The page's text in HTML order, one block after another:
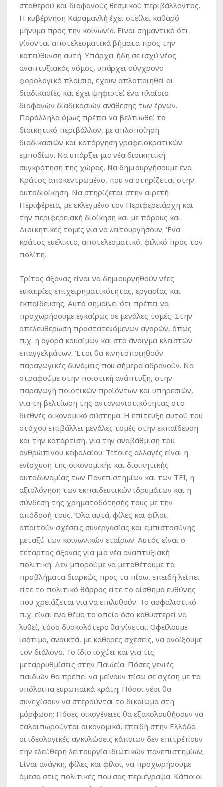
σταθερού και διαφανούς θεσμικού περιβάλλοντος.
Η κυβέρνηση Καραμανλή έχει στείλει καθαρό
μήνυμα προς την κοινωνία. Είναι σημαντικό ότι
γίνονται αποτελεσματικά βήματα προς την
κατεύθυνση αυτή. Υπάρχει ήδη σε ισχύ νέος
αναπτυξιακός νόμος, υπάρχει σύγχρονο
φορολογικό πλαίσιο, έχουν απλοποιηθεί οι
διαδικασίες και έχει ψηφιστεί ένα πλαίσιο
διαφανών διαδικασιών ανάθεσης των έργων.
Παράλληλα όμως πρέπει να βελτιωθεί το
διοικητικό περιβάλλον, με απλοποίηση
διαδικασιών και κατάργηση γραφειοκρατικών
εμποδίων. Να υπάρξει μια νέα διοικητική
συγκρότηση της χώρας. Να δημιουργήσουμε ένα
Κράτος αποκεντρωμένο, που να στηρίζεται στην
αυτοδιοίκηση. Να στηρίζεται στην αιρετή
Περιφέρεια, με εκλεγμένο τον Περιφερειάρχη και
την περιφερειακή διοίκηση και με πόρους και
Διοικητικές τομές για να λειτουργήσουν. Ένα
κράτος ευέλικτο, αποτελεσματικό, φιλικό προς τον
πολίτη.
Τρίτος άξονας είναι να δημιουργηθούν νέες
ευκαιρίες επιχειρηματικότητας, εργασίας και
εκπαίδευσης. Αυτό σημαίνει ότι πρέπει να
προχωρήσουμε εγκαίρως σε μεγάλες τομές: Στην
απελευθέρωση προστατευόμενων αγορών, όπως
π.χ. η αγορά καυσίμων και στο άνοιγμα κλειστών
επαγγελμάτων. Έτσι θα κινητοποιηθούν
παραγωγικές δυνάμεις που σήμερα αδρανούν. Να
στραφούμε στην ποιοτική ανάπτυξη, στην
παραγωγή ποιοτικών προϊόντων και υπηρεσιών,
για τη βελτίωση της ανταγωνιστικότητας στο
διεθνές οικονομικό σύστημα. Η επίτευξη αυτού του
στόχου επιβάλλει μεγάλες τομές στην εκπαίδευση
και την κατάρτιση, για την αναβάθμιση του
ανθρώπινου κεφαλαίου. Τέτοιες αλλαγές είναι η
ενίσχυση της οικονομικής και διοικητικής
αυτοδυναμίας των Πανεπιστημίων και των ΤΕΙ, η
αξιολόγηση των εκπαιδευτικών ιδρυμάτων και η
σύνδεση της χρηματοδότησής τους με την
απόδοσή τους. Όλα αυτά, φίλες και φίλοι,
απαιτούν σχέσεις συνεργασίας και εμπιστοσύνης
μεταξύ των κοινωνικών εταίρων. Αυτός είναι ο
τέταρτος άξονας για μια νέα αναπτυξιακή
πολιτική. Δεν μπορούμε να μεταθέτουμε τα
προβλήματα διαρκώς προς τα πίσω, επειδή λείπει
είτε το πολιτικό θάρρος είτε το αίσθημα ευθύνης
που χρειάζεται για να επιλυθούν. Το ασφαλιστικό
π.χ. είναι ένα θέμα το οποίο όσο καθυστερεί να
λυθεί, τόσο δυσκολότερο θα γίνεται. Οφείλουμε
ισότιμα, ανοικτά, με καθαρές σχέσεις, να ανοίξουμε
τον διάλογο. Το ίδιο ισχύει και για τις
μεταρρυθμίσεις στην Παιδεία. Πόσες γενιές
παιδιών θα πρέπει να μείνουν πίσω σε σχέση με τα
υπόλοιπα ευρωπαϊκά κράτη; Πόσοι νέοι θα
συνεχίσουν να στερούνται το δικαίωμα στη
μόρφωση; Πόσες οικογένειες θα εξακολουθήσουν να
ταλαιπωρούνται οικονομικά, επειδή στην Ελλάδα
οι ιδεολογικές αγκυλώσεις κάποιων δεν επιτρέπουν
την ελεύθερη λειτουργία ιδιωτικών πανεπιστημίων;
Είναι ανάγκη, φίλες και φίλοι, να προχωρήσουμε
άμεσα στις πολιτικές που σας περιέγραψα. Κάποιοι